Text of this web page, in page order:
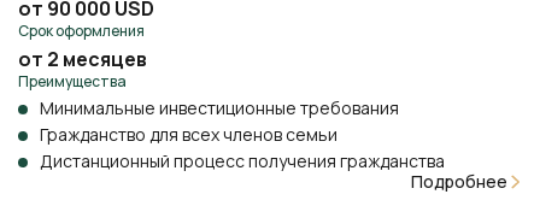
Минимальные инвестиционные требования
Гражданство для всех членов семьи
Дистанционный процесс получения гражданства
Сьерра-Леоне
Стоимость